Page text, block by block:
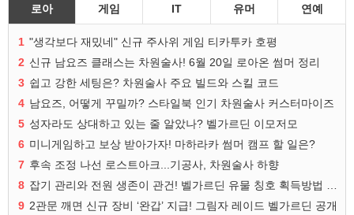
로아 게임 IT 유머 연예
1 "생각보다 재밌네" 신규 주사위 게임 티카투카 호평
2 신규 남요즈 클래스는 차원술사! 6월 20일 로아온 썸머 정리
3 쉽고 강한 세팅은? 차원술사 주요 빌드와 스킬 코드
4 남요즈, 어떻게 꾸밀까? 스타일북 인기 차원술사 커스터마이즈
5 성자라도 상대하고 있는 줄 알았나? 벨가르딘 이모저모
6 미니게임하고 보상 받아가자! 마하라카 썸머 캠프 할 일은?
7 후속 조정 나선 로스트아크...기공사, 차원술사 하향
8
9 2관문 깨면 신규 장비 ‘완갑’ 지급! 그림자 레이드 벨가르딘 공개